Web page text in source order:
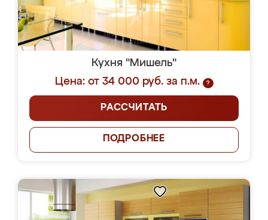
Кухня "Мишель"
Цена: от 34 000 руб. за п.м.
?
РАССЧИТАТЬ
ПОДРОБНЕЕ